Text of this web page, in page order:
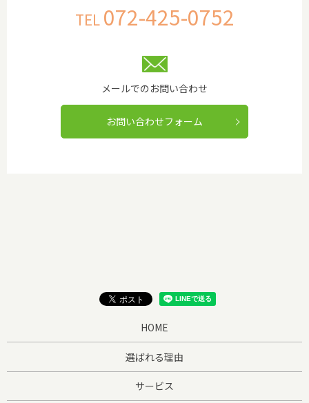
TEL 072-425-0752
メールでのお問い合わせ
お問い合わせフォーム
HOME
選ばれる理由
サービス